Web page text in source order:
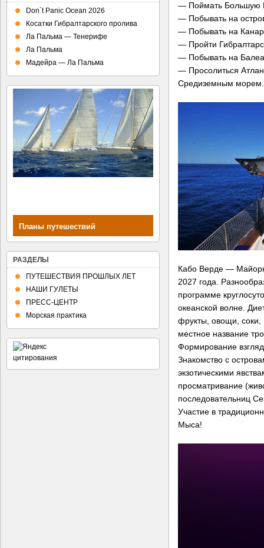
— Поймать Большую
— Побывать на
— Побывать на
— Пройти
— Побывать на
— Просолиться
Средиземным морем.
Кабо Верде —
2027 года.
программе
океанской волне.
фрукты, овощи, соки,
местное название
Формирование
Знакомство с
экзотическими
просматривание
последовательниц
Участие в
Мыса!
Don`t Panic Ocean 2026
Косатки Гибралтарского пролива
Ла Пальма — Тенерифе
Ла Пальма
Мадейра — Ла Пальма
Планы путешествий
РАЗДЕЛЫ
ПУТЕШЕСТВИЯ ПРОШЛЫХ ЛЕТ
НАШИ ГУЛЕТЫ
ПРЕСС-ЦЕНТР
Морская практика